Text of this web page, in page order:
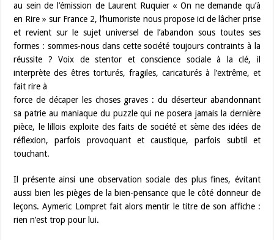
au sein de l’émission de Laurent Ruquier « On ne demande qu’à
en Rire » sur France 2, l’humoriste nous propose ici de lâcher prise
et revient sur le sujet universel de l’abandon sous toutes ses
formes : sommes-nous dans cette société toujours contraints à la
réussite ? Voix de stentor et conscience sociale à la clé, il
interprète des êtres torturés, fragiles, caricaturés à l’extrême, et
fait rire à
force de décaper les choses graves : du déserteur abandonnant
sa patrie au maniaque du puzzle qui ne posera jamais la dernière
pièce, le lillois exploite des faits de société et sème des idées de
réflexion, parfois provoquant et caustique, parfois subtil et
touchant.
Il présente ainsi une observation sociale des plus fines, évitant
aussi bien les pièges de la bien-pensance que le côté donneur de
leçons. Aymeric Lompret fait alors mentir le titre de son affiche :
rien n’est trop pour lui.